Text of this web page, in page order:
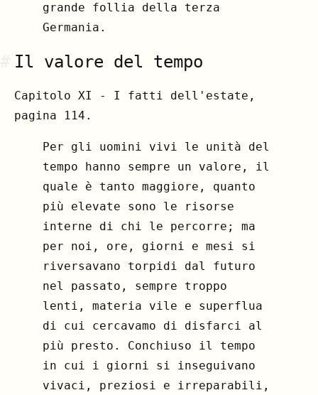
grande follia della terza
Germania.
Il valore del tempo
Capitolo XI - I fatti dell'estate,
pagina 114.
Per gli uomini vivi le unità del
tempo hanno sempre un valore, il
quale è tanto maggiore, quanto
più elevate sono le risorse
interne di chi le percorre; ma
per noi, ore, giorni e mesi si
riversavano torpidi dal futuro
nel passato, sempre troppo
lenti, materia vile e superflua
di cui cercavamo di disfarci al
più presto. Conchiuso il tempo
in cui i giorni si inseguivano
vivaci, preziosi e irreparabili,